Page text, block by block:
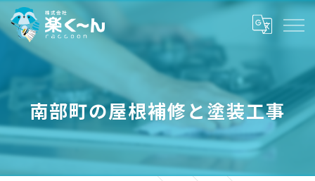
南部町の屋根補修と塗装工事